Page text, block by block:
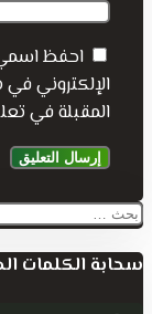
احفظ
الإلكتروني
المقبلة في
البحث
سحابة الكلمات